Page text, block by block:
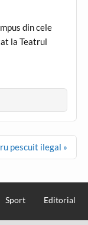
din cele
la Teatrul
pescuit ilegal »
Sport Editorial